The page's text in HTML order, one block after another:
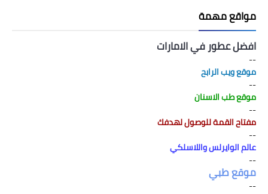
مواقع مهمة
افضل عطور في الامارات
--
موقع ويب الرابح
--
موقع طب الاسنان
--
مفتاح القمة للوصول لهدفك
--
عالم الوايرلس واللاسلكي
--
موقع طبي
--